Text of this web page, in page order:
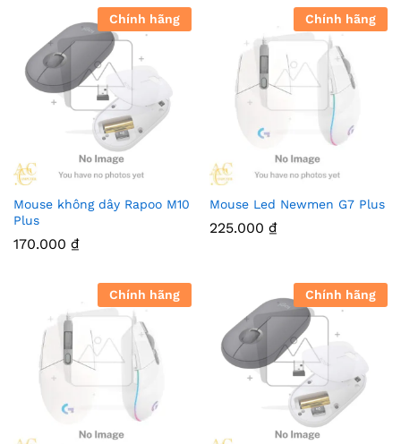
Chính hãng
Mouse không dây Rapoo M10
Plus
170.000 ₫
Chính hãng
Mouse Led Newmen G7 Plus
225.000 ₫
Chính hãng Chính hãng